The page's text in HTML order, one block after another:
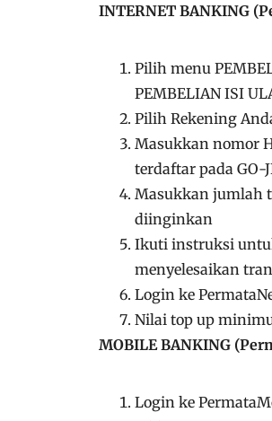
INTERNET BANKING
Pilih menu
PEMBELIAN ISI
Pilih Rekening
Masukkan nomor
terdaftar pada GO-
Masukkan jumlah
diinginkan
Ikuti instruksi
menyelesaikan
Login ke
Nilai top up
MOBILE BANKING
Login ke